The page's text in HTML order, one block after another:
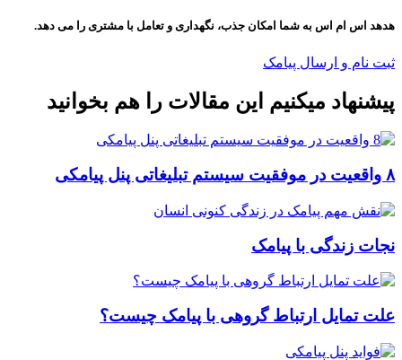
هدهد اس ام اس به شما امکان جذب، نگهداری و تعامل با مشتری را می دهد.
ثبت نام و ارسال پیامک
پیشنهاد میکنیم این مقالات را هم بخوانید
۸ واقعیت در موفقیت سیستم تبلیغاتی پنل پیامکی
نجات زندگی با پیامک
علت تمایل ارتباط گروهی با پیامک چیست؟